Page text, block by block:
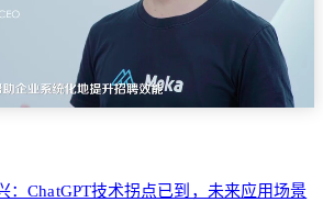
：ChatGPT技术拐点已到，未来应用场景